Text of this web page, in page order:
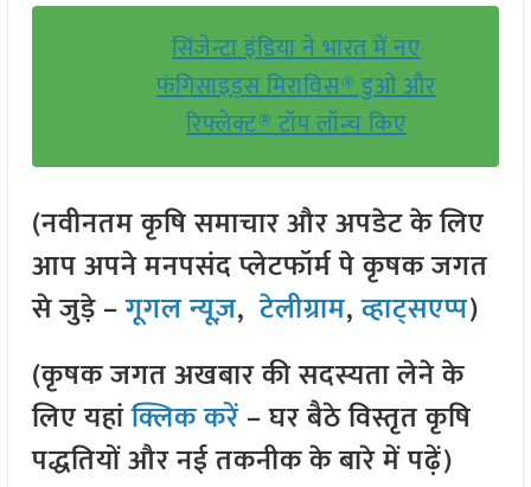
सिंजेन्टा इंडिया ने भारत में नए
फंगिसाइड्स मिराविस® डुओ और
रिफ्लेक्ट® टॉप लॉन्च किए
(नवीनतम कृषि समाचार और अपडेट के लिए
आप अपने मनपसंद प्लेटफॉर्म पे कृषक जगत
से जुड़े –गूगल न्यूज़,टेलीग्राम,व्हाट्सएप्प)
(कृषक जगत अखबार की सदस्यता लेने के
लिए यहांक्लिक करें– घर बैठे विस्तृत कृषि
पद्धतियों और नई तकनीक के बारे में पढ़ें)